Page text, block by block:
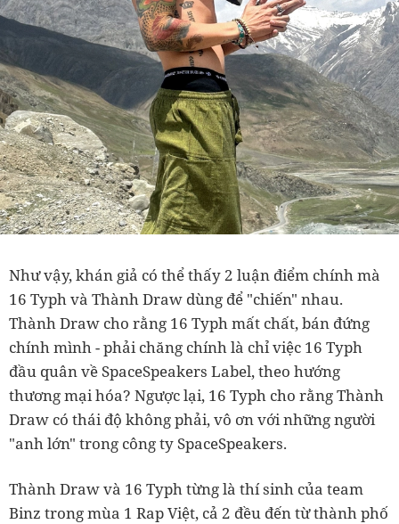
Như vậy, khán giả có thể thấy 2 luận điểm chính mà
16 Typh và Thành Draw dùng để "chiến" nhau.
Thành Draw cho rằng 16 Typh mất chất, bán đứng
chính mình - phải chăng chính là chỉ việc 16 Typh
đầu quân về SpaceSpeakers Label, theo hướng
thương mại hóa? Ngược lại, 16 Typh cho rằng Thành
Draw có thái độ không phải, vô ơn với những người
"anh lớn" trong công ty SpaceSpeakers.
Thành Draw và 16 Typh từng là thí sinh của team
Binz trong mùa 1 Rap Việt, cả 2 đều đến từ thành phố